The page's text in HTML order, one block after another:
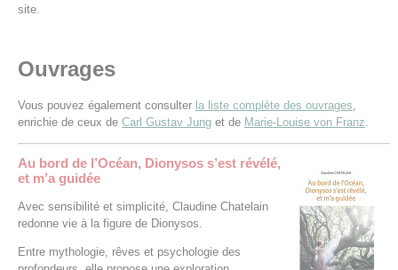
site.
Ouvrages
Vous pouvez également consulter la liste complète des ouvrages,
enrichie de ceux de Carl Gustav Jung et de Marie-Louise von Franz.
Au bord de l’Océan, Dionysos s’est révélé,
et m’a guidée
Avec sensibilité et simplicité, Claudine Chatelain
redonne vie à la figure de Dionysos.
Entre mythologie, rêves et psychologie des